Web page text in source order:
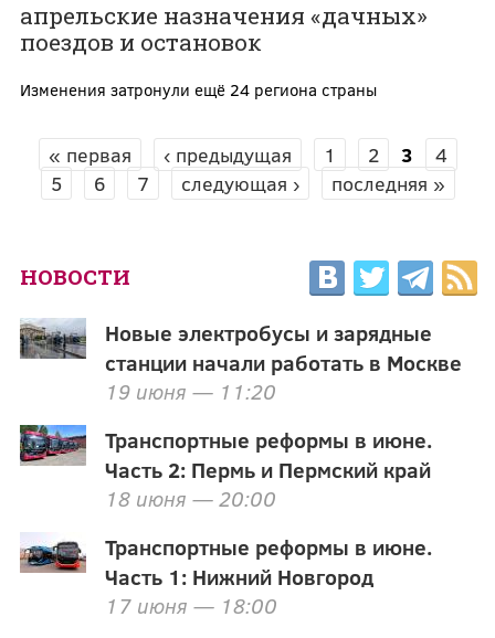
апрельские назначения «дачных»
поездов и остановок
Изменения затронули ещё 24 региона страны
СТРАНИЦЫ
« первая ‹ предыдущая 1 2 3
4
5
6 7 следующая › последняя »
НОВОСТИ
Новые электробусы и зарядные
станции начали работать в Москве
19 июня — 11:20
Транспортные реформы в июне.
Часть 2: Пермь и Пермский край
18 июня — 20:00
Транспортные реформы в июне.
Часть 1: Нижний Новгород
17 июня — 18:00